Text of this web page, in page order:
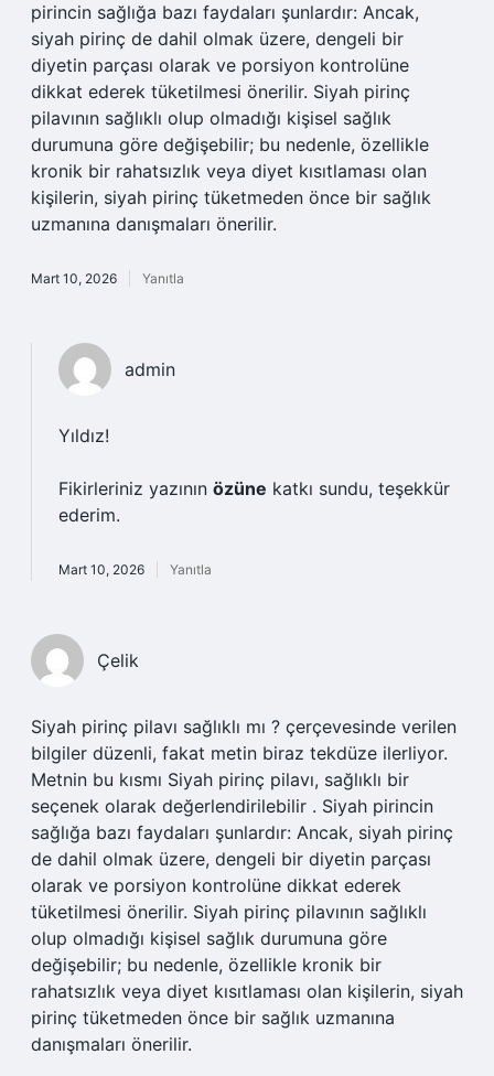
pirincin sağlığa bazı faydaları şunlardır: Ancak,
siyah pirinç de dahil olmak üzere, dengeli bir
diyetin parçası olarak ve porsiyon kontrolüne
dikkat ederek tüketilmesi önerilir. Siyah pirinç
pilavının sağlıklı olup olmadığı kişisel sağlık
durumuna göre değişebilir; bu nedenle, özellikle
kronik bir rahatsızlık veya diyet kısıtlaması olan
kişilerin, siyah pirinç tüketmeden önce bir sağlık
uzmanına danışmaları önerilir.
Mart 10, 2026 Yanıtla
admin
Yıldız!
Fikirleriniz yazının özüne katkı sundu, teşekkür
ederim.
Mart 10, 2026 Yanıtla
Çelik
Siyah pirinç pilavı sağlıklı mı ? çerçevesinde verilen
bilgiler düzenli, fakat metin biraz tekdüze ilerliyor.
Metnin bu kısmı Siyah pirinç pilavı, sağlıklı bir
seçenek olarak değerlendirilebilir . Siyah pirincin
sağlığa bazı faydaları şunlardır: Ancak, siyah pirinç
de dahil olmak üzere, dengeli bir diyetin parçası
olarak ve porsiyon kontrolüne dikkat ederek
tüketilmesi önerilir. Siyah pirinç pilavının sağlıklı
olup olmadığı kişisel sağlık durumuna göre
değişebilir; bu nedenle, özellikle kronik bir
rahatsızlık veya diyet kısıtlaması olan kişilerin, siyah
pirinç tüketmeden önce bir sağlık uzmanına
danışmaları önerilir.